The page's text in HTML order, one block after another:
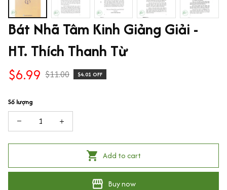
Bát Nhã Tâm Kinh Giảng Giải -
HT. Thích Thanh Từ
$6.99 $11.00 $4.01 OFF
Số lượng
Add to cart
Buy now